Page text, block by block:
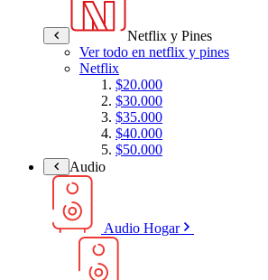
Netflix y Pines
Ver todo en netflix y pines
Netflix
$20.000
$30.000
$35.000
$40.000
$50.000
Audio
Audio Hogar